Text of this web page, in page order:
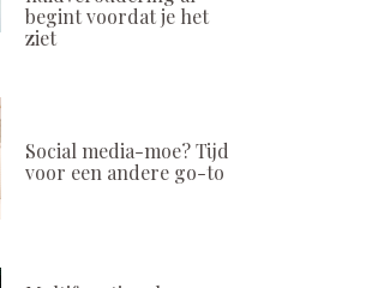
begint voordat je het
ziet
Social media-moe? Tijd
voor een andere go-to